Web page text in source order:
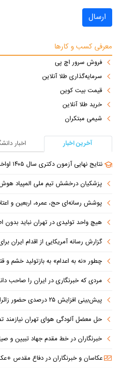
ارسال
معرفی کسب و کارها
فروش سرور اچ پی
سرمایه‌گذاری طلا آنلاین
قیمت بیت کوین
خرید طلا آنلاین
شیمی مبتکران
آخرین اخبار
اخبار
نتایج نهایی آزمون دکتری سال ۱۴۰۵ اواخر مرداد اعلام می‌شود
پزشکیان درخشش تیم ملی المپیاد
پوشش رسانه‌ای حج، عمره، اربعین و اعتاب
هیچ واحد تولیدی در تهران نباید بدون
گزارش رسانه آمریکایی از اقدام ایران
چطور «نه به اعدام» به بازتولید خشم
مردی که خبرنگاری در ایران را صاحب
پیش‌بینی افزایش ۲۵ درصدی حضور زائران در دهه پایانی ماه صفر در مشهد
حل معضل آلودگی هوای تهران
خبرنگاران در خط مقدم جهاد تبیین و
عکاسان و خبرنگاران در دفاع مقدس